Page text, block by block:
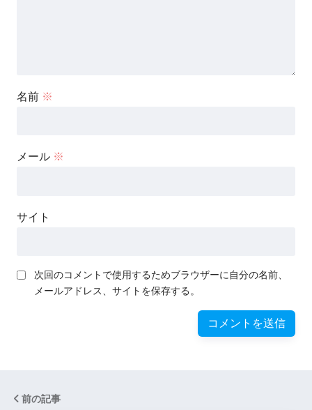
名前 ※
メール ※
サイト
次回のコメントで使用するためブラウザーに自分の名前、
メールアドレス、サイトを保存する。
前の記事